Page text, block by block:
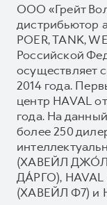
ООО «Грейт
дистрибьютор
POER, TANK,
Российской
осуществляет
2014 года.
центр HAVAL
года. На
более 250
(ХАВЕЙЛ
ДА́РГО),
(ХАВЕЙЛ Ф7) и